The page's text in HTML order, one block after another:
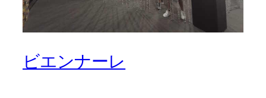
ビエンナーレ